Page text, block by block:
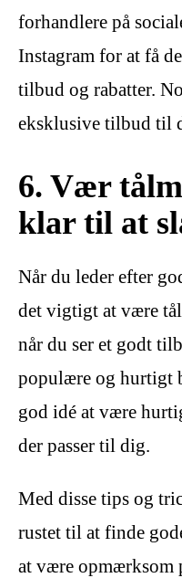
forhandlere på
Instagram for at få
tilbud og rabatter.
eksklusive tilbud til
6. Vær
klar til at
Når du leder efter
det vigtigt at være
når du ser et godt
populære og hurtigt
god idé at være
der passer til dig.
Med disse tips og
rustet til at finde
at være opmærksom